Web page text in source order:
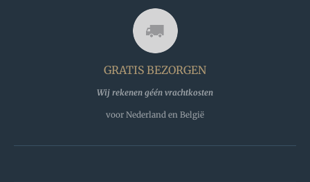
GRATIS BEZORGEN
Wij rekenen géén vrachtkosten
voor Nederland en België